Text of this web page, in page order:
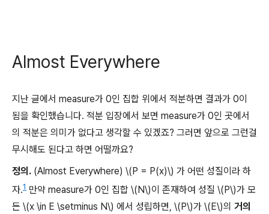
Almost Everywhere
지난 글에서 measure가 0인 집합 위에서 적분하면 결과가 0이
됨을 확인했습니다. 적분 입장에서 보면 measure가 0인 곳에서
의 적분은 의미가 없다고 생각할 수 있겠죠? 그러면 앞으로 그런걸
무시해도 된다고 하면 어떨까요?
정의. (Almost Everywhere) \(P = P(x)\) 가 어떤 성질이라 하
자.1 만약 measure가 0인 집합 \(N\)이 존재하여 성질 \(P\)가 모
든 \(x \in E \setminus N\) 에서 성립하면, \(P\)가 \(E\)의 거의